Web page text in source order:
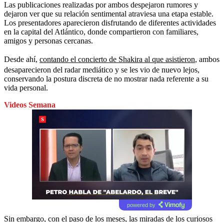
Las publicaciones realizadas por ambos despejaron rumores y
dejaron ver que su relación sentimental atraviesa una etapa estable.
Los presentadores aparecieron disfrutando de diferentes actividades
en la capital del Atlántico, donde compartieron con familiares,
amigos y personas cercanas.
Desde ahí, contando el concierto de Shakira al que asistieron, ambos
desaparecieron del radar mediático y se les vio de nuevo lejos,
conservando la postura discreta de no mostrar nada referente a su
vida personal.
Videos Semana
powered by
Sin embargo, con el paso de los meses, las miradas de los curiosos